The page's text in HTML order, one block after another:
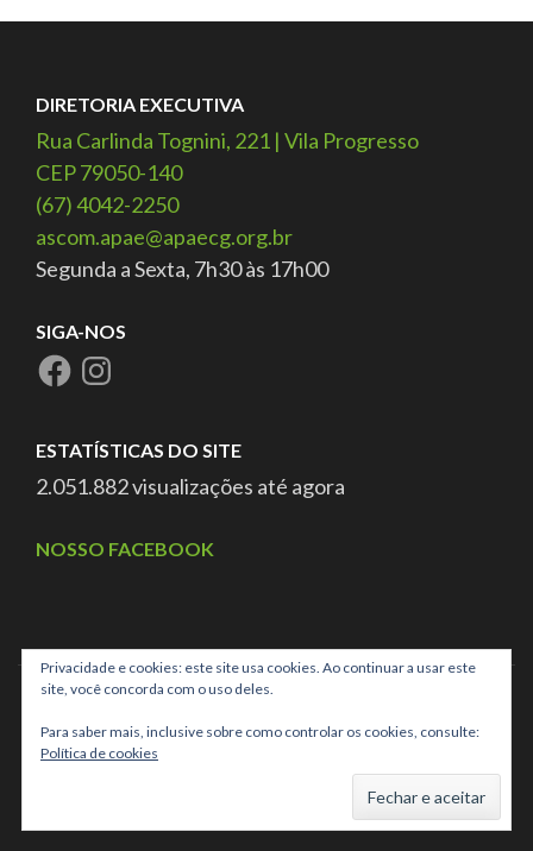
DIRETORIA EXECUTIVA
Rua Carlinda Tognini, 221 | Vila Progresso
CEP 79050-140
(67) 4042-2250
ascom.apae@apaecg.org.br
Segunda a Sexta, 7h30 às 17h00
SIGA-NOS
ESTATÍSTICAS DO SITE
2.051.882 visualizações até agora
NOSSO FACEBOOK
CNPJ: 03.025.707/0001-40 ASSOCIAÇÃO DE PAIS E AMIGOS
DOS EXCEPCIONAIS DE CAMPO GRANDE MS,School Zone |
. Powered byWordPress.
Privacidade e cookies: este site usa cookies. Ao continuar a usar este
site, você concorda com o uso deles.
Para saber mais, inclusive sobre como controlar os cookies, consulte:
Política de cookies